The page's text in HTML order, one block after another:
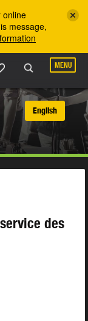
online
message,
MENU
English
des